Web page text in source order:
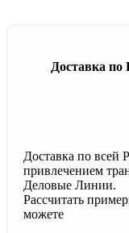
Доставка по
Доставка по всей
привлечением
Деловые Линии.
Рассчитать
можете